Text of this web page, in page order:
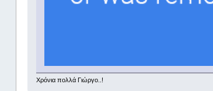
Χρόνια πολλά Γιώργο..!